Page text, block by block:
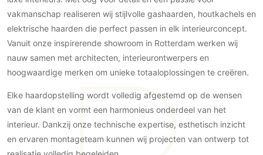
Keukenaccessoires
Keukenkranen
Ramen en deuren
Binnendeuren
Aluminium deuren
Houten deuren
Stalen deuren
Systeemwanden
Gevelbekleding
Gevelstenen
Houten gevelbekleding
Schilderwerk buiten
Zonwering
Zonwering buiten
Zakelijk
Horeca
Kantoor
vakmanschap realiseren wij stijlvolle gashaarden, houtkachels en
elektrische haarden die perfect passen in elk interieurconcept.
Vanuit onze inspirerende showroom in Rotterdam werken wij
nauw samen met architecten, interieurontwerpers en
hoogwaardige merken om unieke totaaloplossingen te creëren.
Elke haardopstelling wordt volledig afgestemd op de wensen
van de klant en vormt een harmonieus onderdeel van het
interieur. Dankzij onze technische expertise, esthetisch inzicht
en ervaren montageteam kunnen wij projecten van ontwerp tot